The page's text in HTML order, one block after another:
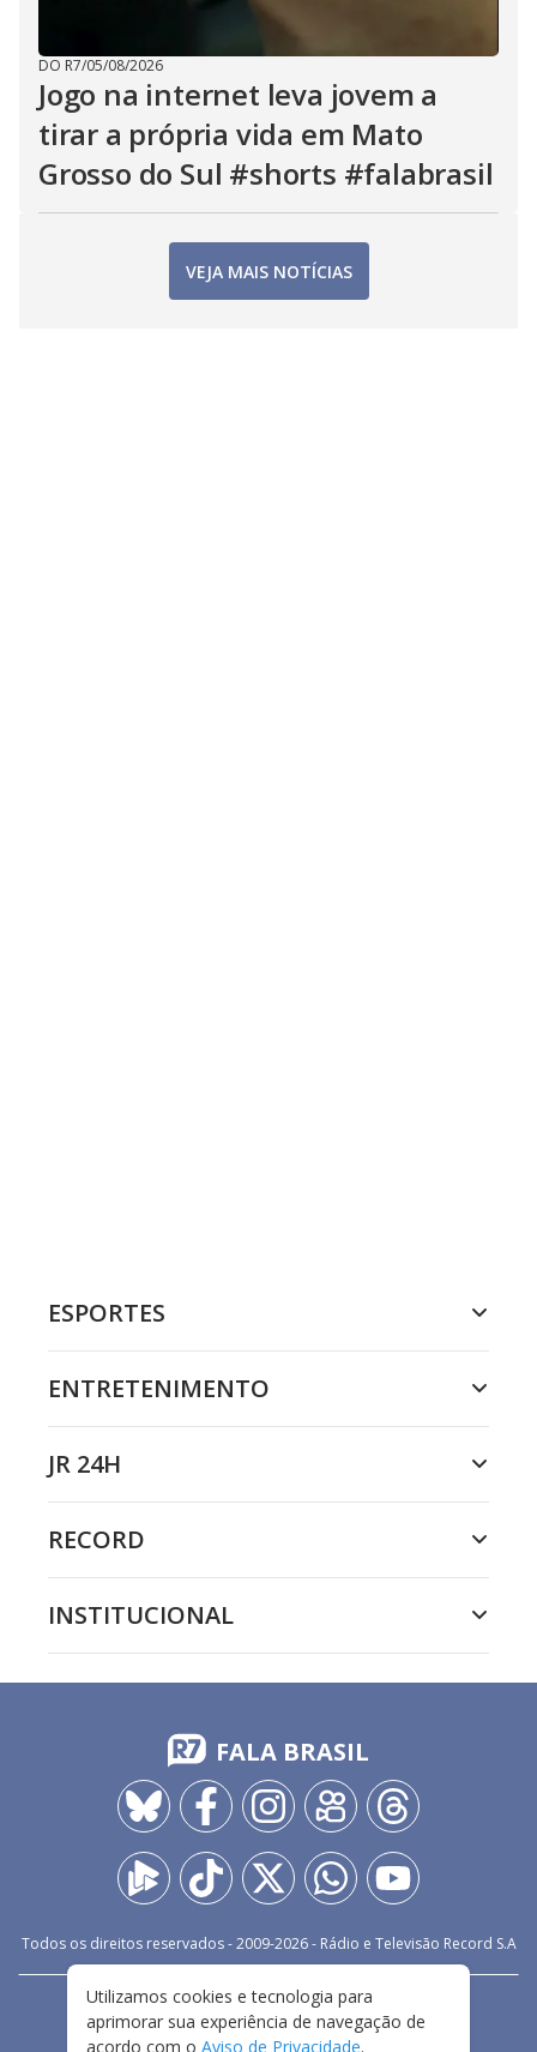
DO R7/05/08/2026
Jogo na internet leva jovem a
tirar a própria vida em Mato
Grosso do Sul #shorts #falabrasil
VEJA MAIS NOTÍCIAS
ESPORTES
ENTRETENIMENTO
JR 24H
RECORD
INSTITUCIONAL
FALA BRASIL
Todos os direitos reservados - 2009-2026- Rádio e Televisão Record S.A
FALE CONOSCO
PRIVACIDADE
TERMOS E CONDIÇÕES DE USO
Utilizamos cookies e tecnologia para
aprimorar sua experiência de navegação de
acordo com o Aviso de Privacidade.